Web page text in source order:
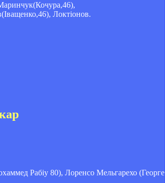
Локтіонов.
Рабіу 80), Лоренсо Мельгарехо (Георге